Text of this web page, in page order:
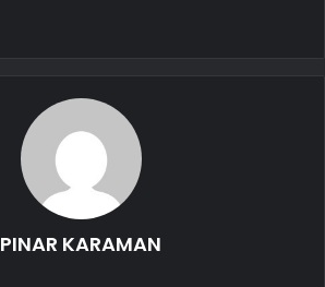
PINAR KARAMAN